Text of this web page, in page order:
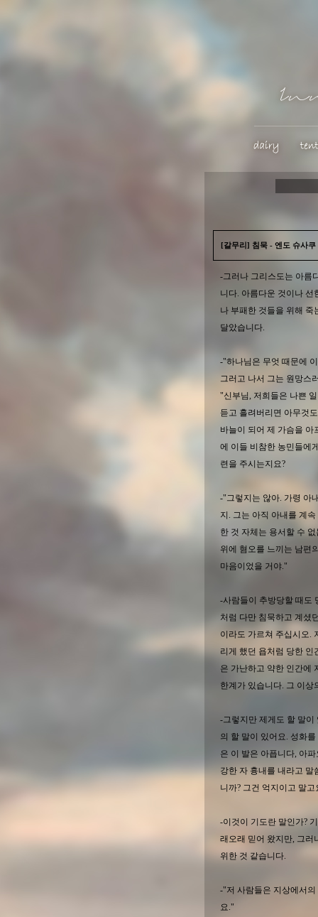
[갈무리] 침묵 - 엔도 슈사쿠
-그러나 그리스도는 아름
니다. 아름다운 것이나 선
나 부패한 것들을 위해 죽
달았습니다.
-"하나님은 무엇 때문에
그러고 나서 그는 원망스
"신부님, 저희들은 나쁜
듣고 흘려버리면 아무것
바늘이 되어 제 가슴을 아
에 이들 비참한 농민들에
련을 주시는지요?
-"그렇지는 않아. 가령 아
지. 그는 아직 아내를 계
한 것 자체는 용서할 수
위에 혐오를 느끼는 남편
마음이었을 거야."
-사람들이 추방당할 때도
처럼 다만 침묵하고 계셨
이라도 가르쳐 주십시오.
리게 했던 욥처럼 당한 인
은 가난하고 약한 인간에
한계가 있습니다. 그 이상
-그렇지만 제게도 할 말이
의 할 말이 있어요. 성화
은 이 발은 아픕니다, 아
강한 자 흉내를 내라고 말
니까? 그건 억지이고 말고
-이것이 기도란 말인가?
래오래 믿어 왔지만, 그러
위한 것 같습니다.
-"저 사람들은 지상에서
요."